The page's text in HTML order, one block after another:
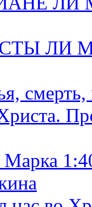
ЛИ
смерть,
Марка